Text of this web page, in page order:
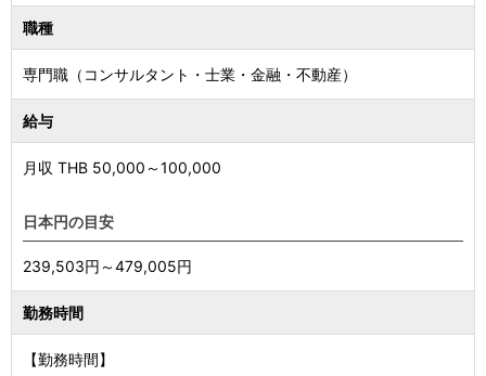
職種
専門職（コンサルタント・士業・金融・不動産）
給与
月収 THB 50,000 ～100,000
日本円の目安
239,503円～479,005円
勤務時間
【勤務時間】